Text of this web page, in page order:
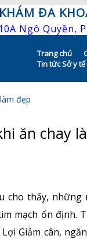
ĐA
Ngô Quyền,
Trang chủ
Tin tức Sở y tế
đẹp
ăn chay
cho thấy, những
mạch ổn định.
Giảm cân,